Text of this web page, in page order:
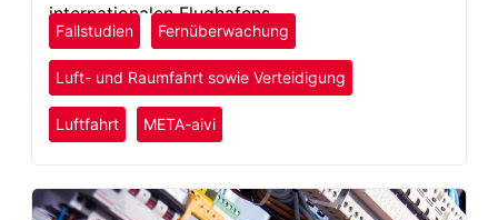
internationalen Flughafens.
Fallstudien Fernüberwachung
Luft- und Raumfahrt sowie Verteidigung
Luftfahrt META-aivi